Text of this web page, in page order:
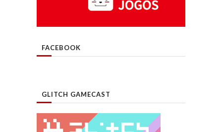
FACEBOOK
GLITCH GAMECAST